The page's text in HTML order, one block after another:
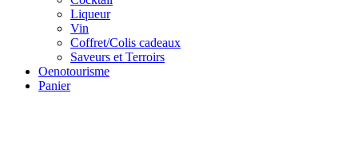
Liqueur
Vin
Coffret/Colis cadeaux
Saveurs et Terroirs
Oenotourisme
Panier